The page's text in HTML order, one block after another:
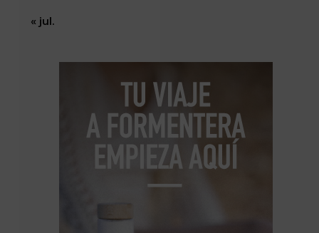
« jul.